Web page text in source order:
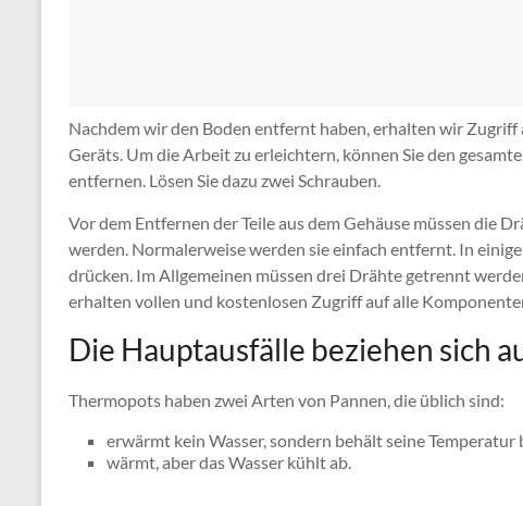
Nachdem wir den Boden entfernt haben, erhalten wir Zugriff
Geräts. Um die Arbeit zu erleichtern, können Sie den
entfernen. Lösen Sie dazu zwei Schrauben.
Vor dem Entfernen der Teile aus dem Gehäuse müssen die
werden. Normalerweise werden sie einfach entfernt. In
drücken. Im Allgemeinen müssen drei Drähte getrennt
erhalten vollen und kostenlosen Zugriff auf alle
Die Hauptausfälle beziehen sich
Thermopots haben zwei Arten von Pannen, die üblich sind:
erwärmt kein Wasser, sondern behält seine Temperatur
wärmt, aber das Wasser kühlt ab.